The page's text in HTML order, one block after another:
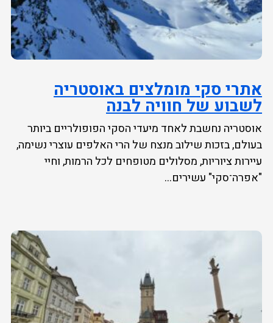
אתרי סקי מומלצים באוסטריה
לשבוע של חוויה לבנה
אוסטריה נחשבת לאחד מיעדי הסקי הפופולריים ביותר
בעולם, בזכות שילוב מנצח של הרי האלפים עוצרי נשימה,
עיירות ציוריות, מסלולים מטופחים לכל הרמות, וחיי
"אפרה־סקי" עשירים...